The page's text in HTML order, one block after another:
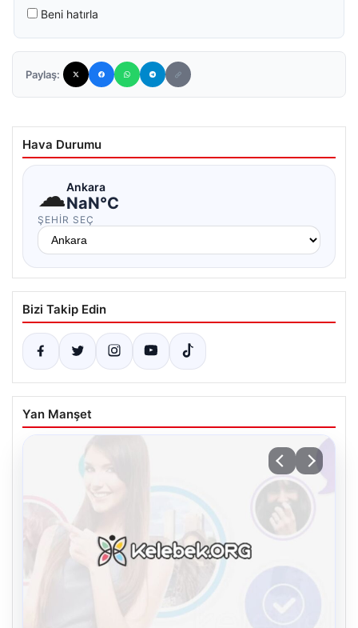
Beni hatırla
Paylaş:
Hava Durumu
☁Ankara
NaN°C
ŞEHIR SEÇ
Bizi Takip Edin
Yan Manşet